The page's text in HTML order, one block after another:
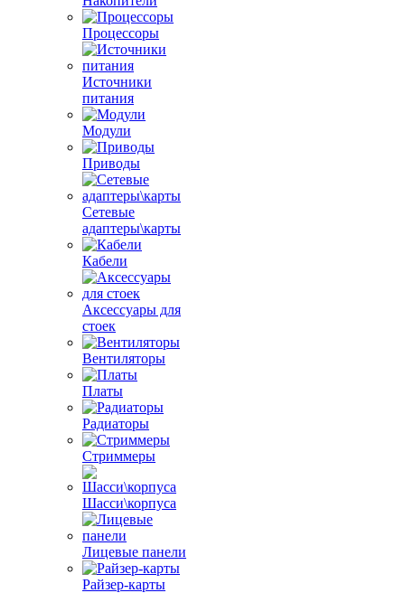
Процессоры
Источники
питания
Модули
Приводы
Сетевые
адаптеры\карты
Кабели
Аксессуары для
стоек
Вентиляторы
Платы
Радиаторы
Стриммеры
Шасси\корпуса
Лицевые панели
Райзер-карты